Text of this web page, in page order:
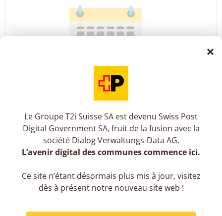
×
Le Groupe T2i Suisse SA est devenu Swiss Post
Digital Government SA, fruit de la fusion avec la
société Dialog Verwaltungs-Data AG.
L’avenir digital des communes commence ici.
Ce site n’étant désormais plus mis à jour, visitez
dès à présent notre nouveau site web !
CONGÉS ET ABSENCES